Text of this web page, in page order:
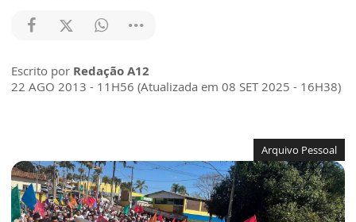
Escrito por Redação A12
22 AGO 2013 - 11H56 (Atualizada em 08 SET 2025 - 16H38)
Arquivo Pessoal